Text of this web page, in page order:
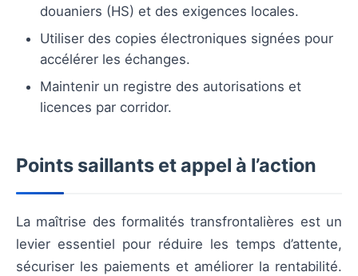
douaniers (HS) et des exigences locales.
Utiliser des copies électroniques signées pour
accélérer les échanges.
Maintenir un registre des autorisations et
licences par corridor.
Points saillants et appel à l’action
La maîtrise des formalités transfrontalières est un
levier essentiel pour réduire les temps d’attente,
sécuriser les paiements et améliorer la rentabilité.